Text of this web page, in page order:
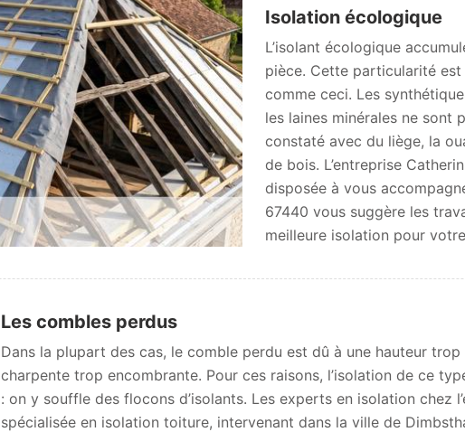
Isolation écologique
L’isolant écologique
pièce. Cette particularité
comme ceci. Les
les laines minérales ne sont
constaté avec du liège, la
de bois. L’entreprise
disposée à vous
67440 vous suggère les
meilleure isolation pour
Les combles perdus
Dans la plupart des cas, le comble perdu est dû à une hauteur
charpente trop encombrante. Pour ces raisons, l’isolation de ce
: on y souffle des flocons d’isolants. Les experts en isolation chez
spécialisée en isolation toiture, intervenant dans la ville de